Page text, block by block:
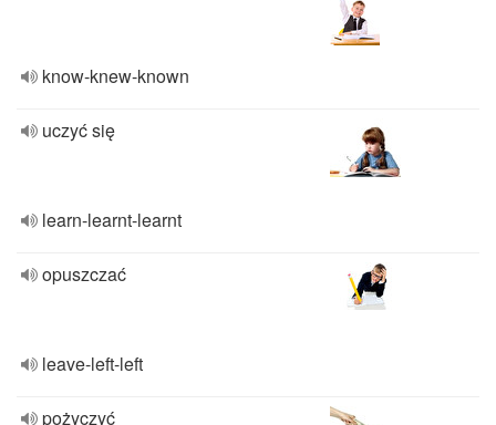
know-knew-known
uczyć się
learn-learnt-learnt
opuszczać
leave-left-left
pożyczyć